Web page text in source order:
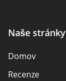
Naše stránky
Domov
Recenze